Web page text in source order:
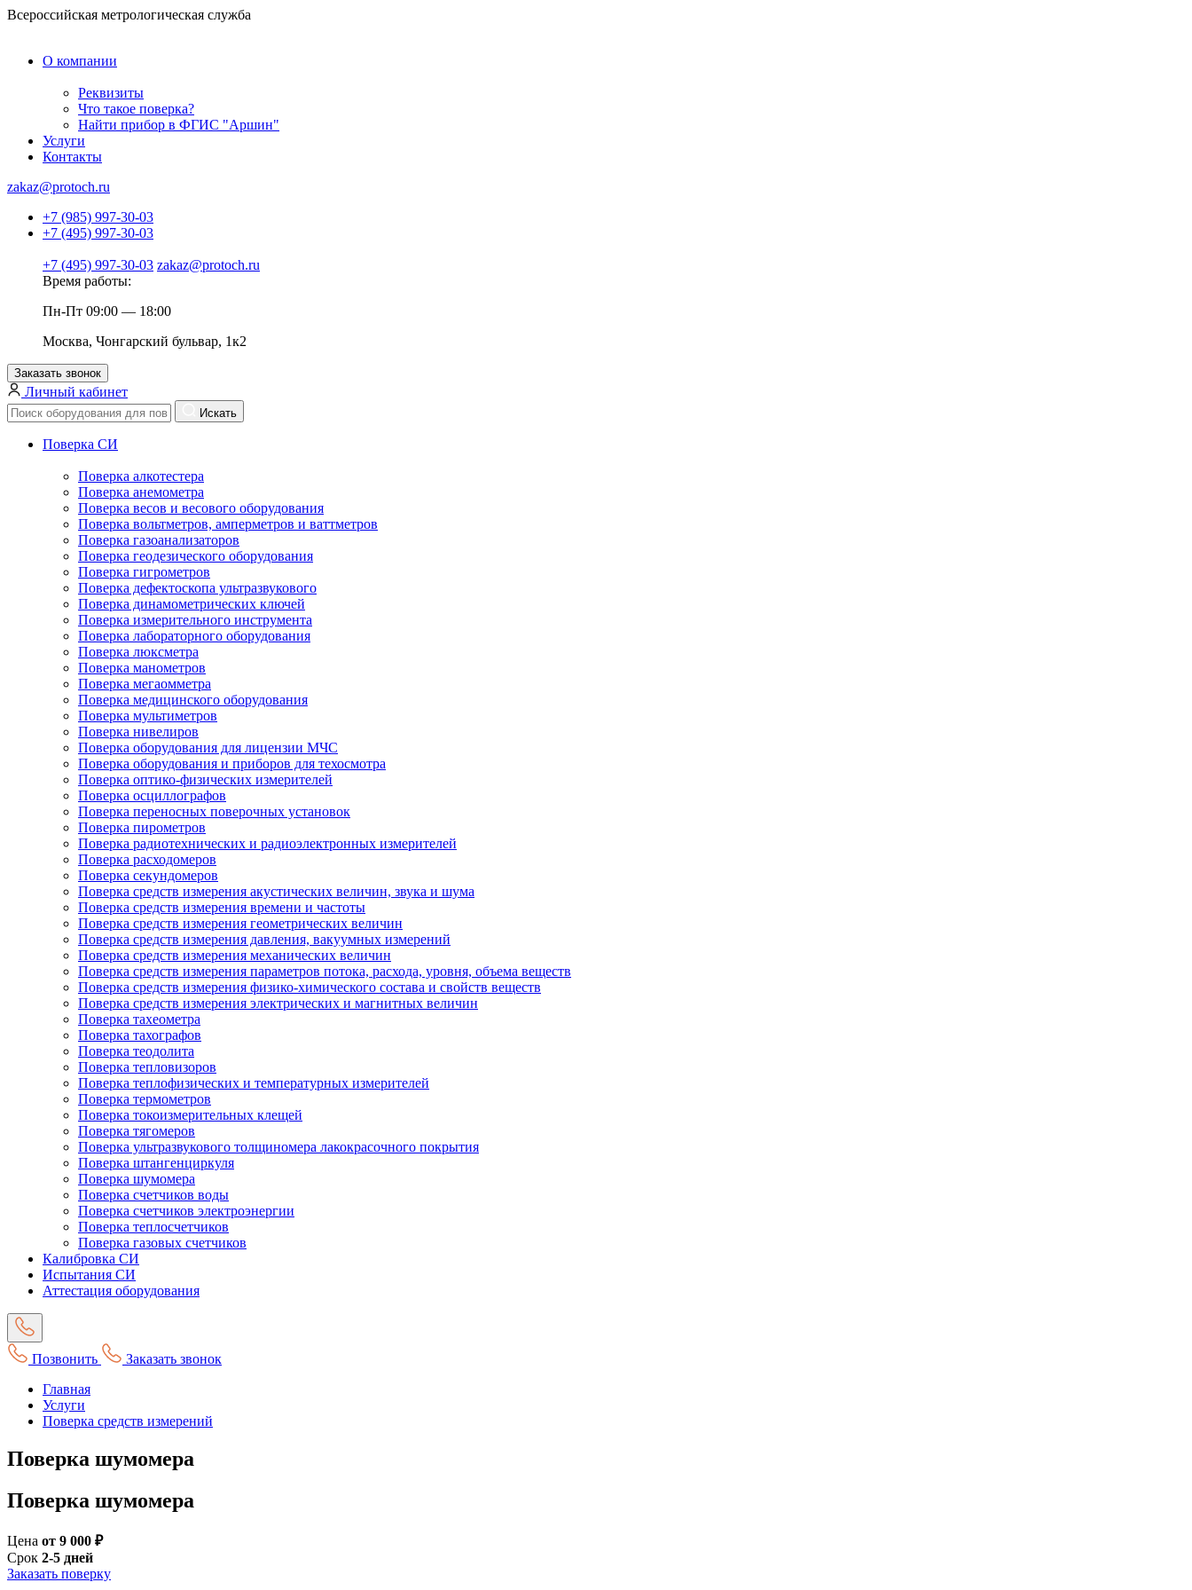
Всероссийская метрологическая служба
О компании
Реквизиты
Что такое поверка?
Найти прибор в ФГИС "Аршин"
Услуги
Контакты
zakaz@protoch.ru
+7 (985) 997-30-03
+7 (495) 997-30-03
+7 (495) 997-30-03 zakaz@protoch.ru
Время работы:
Пн-Пт 09:00 — 18:00
Москва, Чонгарский бульвар, 1к2
Заказать звонок
Личный кабинет
Искать
Поверка СИ
Поверка алкотестера
Поверка анемометра
Поверка весов и весового оборудования
Поверка вольтметров, амперметров и ваттметров
Поверка газоанализаторов
Поверка геодезического оборудования
Поверка гигрометров
Поверка дефектоскопа ультразвукового
Поверка динамометрических ключей
Поверка измерительного инструмента
Поверка лабораторного оборудования
Поверка люксметра
Поверка манометров
Поверка мегаомметра
Поверка медицинского оборудования
Поверка мультиметров
Поверка нивелиров
Поверка оборудования для лицензии МЧС
Поверка оборудования и приборов для техосмотра
Поверка оптико-физических измерителей
Поверка осциллографов
Поверка переносных поверочных установок
Поверка пирометров
Поверка радиотехнических и радиоэлектронных измерителей
Поверка расходомеров
Поверка секундомеров
Поверка средств измерения акустических величин, звука и шума
Поверка средств измерения времени и частоты
Поверка средств измерения геометрических величин
Поверка средств измерения давления, вакуумных измерений
Поверка средств измерения механических величин
Поверка средств измерения параметров потока, расхода, уровня, объема веществ
Поверка средств измерения физико-химического состава и свойств веществ
Поверка средств измерения электрических и магнитных величин
Поверка тахеометра
Поверка тахографов
Поверка теодолита
Поверка тепловизоров
Поверка теплофизических и температурных измерителей
Поверка термометров
Поверка токоизмерительных клещей
Поверка тягомеров
Поверка ультразвукового толщиномера лакокрасочного покрытия
Поверка штангенциркуля
Поверка шумомера
Поверка счетчиков воды
Поверка счетчиков электроэнергии
Поверка теплосчетчиков
Поверка газовых счетчиков
Калибровка СИ
Испытания СИ
Аттестация оборудования
Позвонить
Заказать звонок
Главная
Услуги
Поверка средств измерений
Поверка шумомера
Поверка шумомера
Цена от 9 000 ₽
Срок 2-5 дней
Заказать поверку